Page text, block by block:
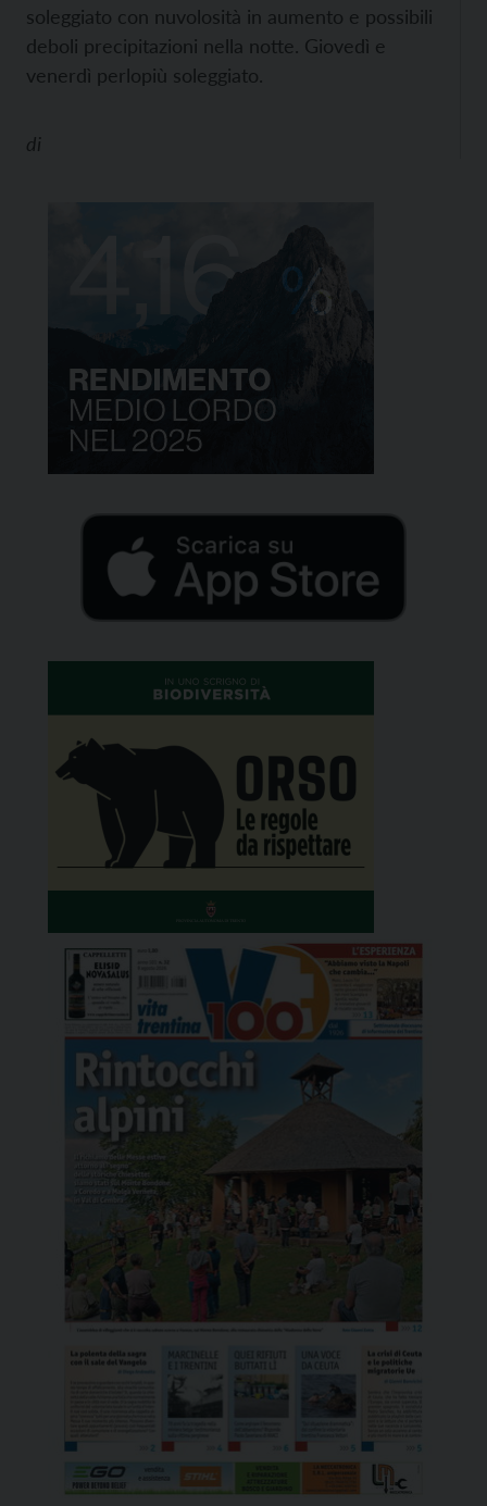
soleggiato con nuvolosità in aumento e possibili
deboli precipitazioni nella notte. Giovedì e
venerdì perlopiù soleggiato.
di